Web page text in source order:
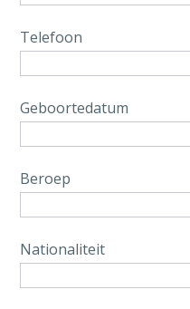
Telefoon
Geboortedatum
Beroep
Nationaliteit